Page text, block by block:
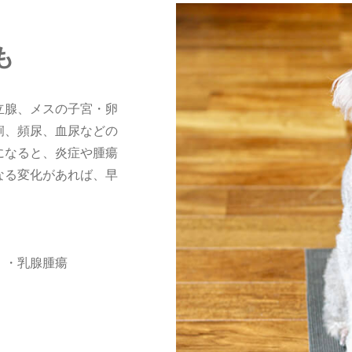
、メスの子宮・卵
頻尿、血尿などの
ると、炎症や腫瘍
変化があれば、早
乳腺腫瘍